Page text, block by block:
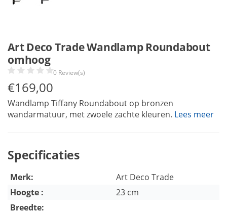
Art Deco Trade Wandlamp Roundabout
omhoog
0 Review(s)
€169,00
Wandlamp Tiffany Roundabout op bronzen
wandarmatuur, met zwoele zachte kleuren. Lees meer
Specificaties
Merk:
Art Deco Trade
Hoogte :
23 cm
Breedte: